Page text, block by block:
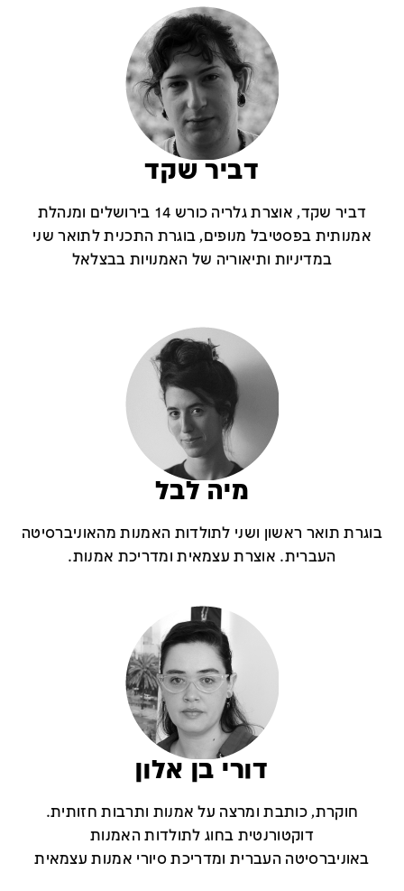
דביר שקד
דביר שקד, אוצרת גלריה כורש 14 בירושלים ומנהלת
אמנותית בפסטיבל מנופים, בוגרת התכנית לתואר שני
במדיניות ותיאוריה של האמנויות בבצלאל
מיה לבל
בוגרת תואר ראשון ושני לתולדות האמנות מהאוניברסיטה
העברית. אוצרת עצמאית ומדריכת אמנות.
דורי בן אלון
חוקרת, כותבת ומרצה על אמנות ותרבות חזותית.
דוקטורנטית בחוג לתולדות האמנות
באוניברסיטה העברית ומדריכת סיורי אמנות עצמאית